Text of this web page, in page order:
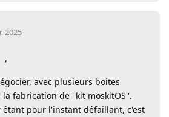
2025
,
avec plusieurs boites
la fabrication de ''kit moskitOS''.
étant pour l'instant défaillant, c'est